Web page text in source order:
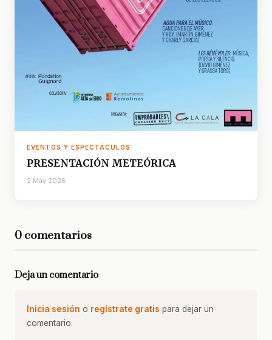
EVENTOS Y ESPECTÁCULOS
PRESENTACIÓN METEÓRICA
2 May 2026
0 comentarios
Deja un comentario
Inicia sesión o regístrate gratis para dejar un
comentario.